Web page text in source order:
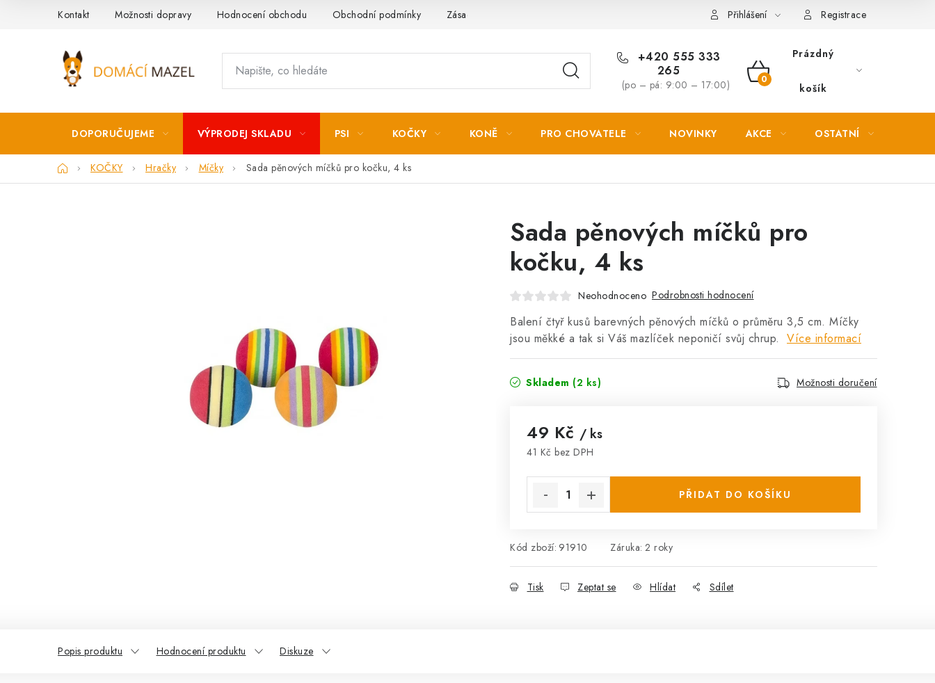
Kontakt Možnosti dopravy Hodnocení obchodu Obchodní podmínky Zásady zpracování osobních údajů Přihlášení Registrace
+420 555 333
265
(po – pá: 9:00 – 17:00)
NÁKUPNÍ
Prázdný
košík
DOPORUČUJEME VÝPRODEJ SKLADU PSI KOČKY KONĚ PRO CHOVATELE NOVINKY AKCE OSTATNÍ
DomůKOČKY Hračky Míčky Sada pěnových míčků pro kočku, 4 ks
Sada pěnových míčků pro
kočku, 4 ks
Neohodnoceno Podrobnosti hodnocení
Balení čtyř kusů barevných pěnových míčků o průměru 3,5 cm. Míčky
jsou měkké a tak si Váš mazlíček neponičí svůj chrup. Více informací
Skladem (2 ks) Možnosti doručení
49 Kč / ks
41 Kč bez DPH
PŘIDAT DO KOŠÍKU
Kód zboží: 91910 Záruka: 2 roky
Tisk Zeptat se Hlídat Sdílet
Popis produktu Hodnocení produktu Diskuze